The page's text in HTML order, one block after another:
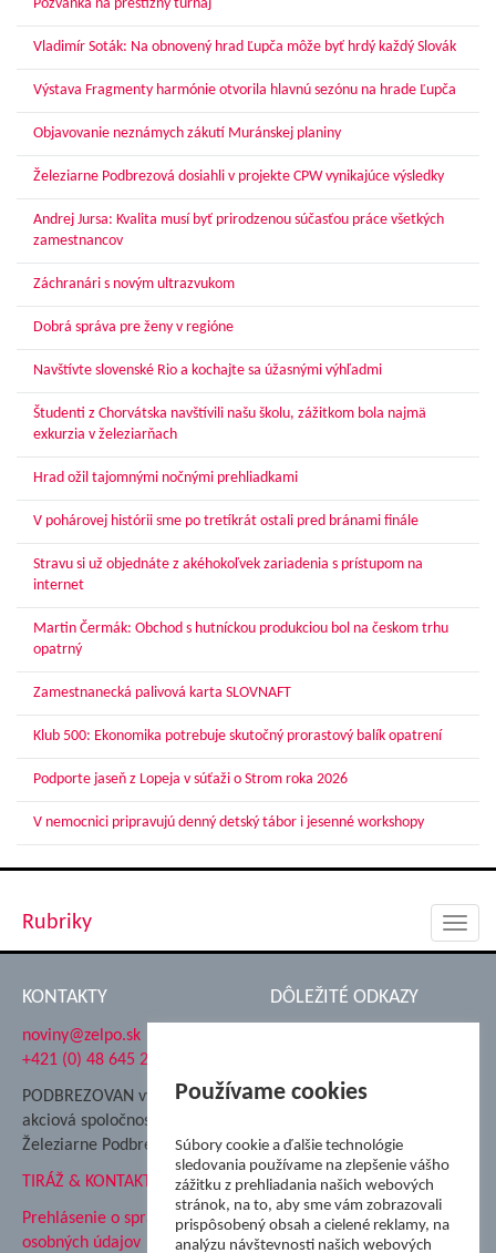
Pozvánka na prestížny turnaj
Vladimír Soták: Na obnovený hrad Ľupča môže byť hrdý každý Slovák
Výstava Fragmenty harmónie otvorila hlavnú sezónu na hrade Ľupča
Objavovanie neznámych zákutí Muránskej planiny
Železiarne Podbrezová dosiahli v projekte CPW vynikajúce výsledky
Andrej Jursa: Kvalita musí byť prirodzenou súčasťou práce všetkých
zamestnancov
Záchranári s novým ultrazvukom
Dobrá správa pre ženy v regióne
Navštívte slovenské Rio a kochajte sa úžasnými výhľadmi
Študenti z Chorvátska navštívili našu školu, zážitkom bola najmä
exkurzia v železiarňach
Hrad ožil tajomnými nočnými prehliadkami
V pohárovej histórii sme po tretíkrát ostali pred bránami finále
Stravu si už objednáte z akéhokoľvek zariadenia s prístupom na
internet
Martin Čermák: Obchod s hutníckou produkciou bol na českom trhu
opatrný
Zamestnanecká palivová karta SLOVNAFT
Klub 500: Ekonomika potrebuje skutočný prorastový balík opatrení
Podporte jaseň z Lopeja v súťaži o Strom roka 2026
V nemocnici pripravujú denný detský tábor i jesenné workshopy
Rubriky
KONTAKTY
noviny@zelpo.sk
+421 (0) 48 645 2711
PODBREZOVAN vydáva
akciová spoločnosť
Železiarne Podbrezová
TIRÁŽ & KONTAKT
Prehlásenie o spracovaní
osobných údajov
DÔLEŽITÉ ODKAZY
Nadácia Železiarne
ŽP Informatika s.r.o.
ŠK Železiarne Podbrezová
Tále a.s.
Používame cookies
Súbory cookie a ďalšie technológie
sledovania používame na zlepšenie vášho
zážitku z prehliadania našich webových
stránok, na to, aby sme vám zobrazovali
prispôsobený obsah a cielené reklamy, na
analýzu návštevnosti našich webových